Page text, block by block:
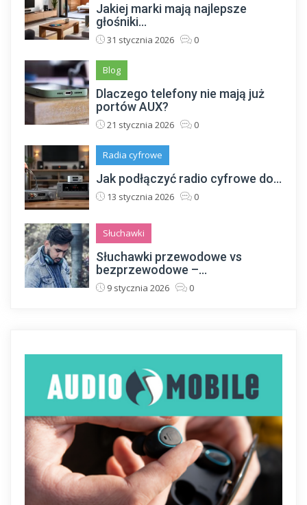
Jakiej marki mają najlepsze
głośniki...
31 stycznia 2026 0
Blog
Dlaczego telefony nie mają już
portów AUX?
21 stycznia 2026 0
Radia cyfrowe
Jak podłączyć radio cyfrowe do...
13 stycznia 2026 0
Słuchawki
Słuchawki przewodowe vs
bezprzewodowe –...
9 stycznia 2026 0